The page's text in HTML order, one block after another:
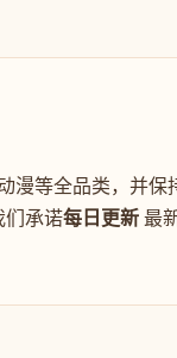
漫等全品类，并保
们承诺每日更新最